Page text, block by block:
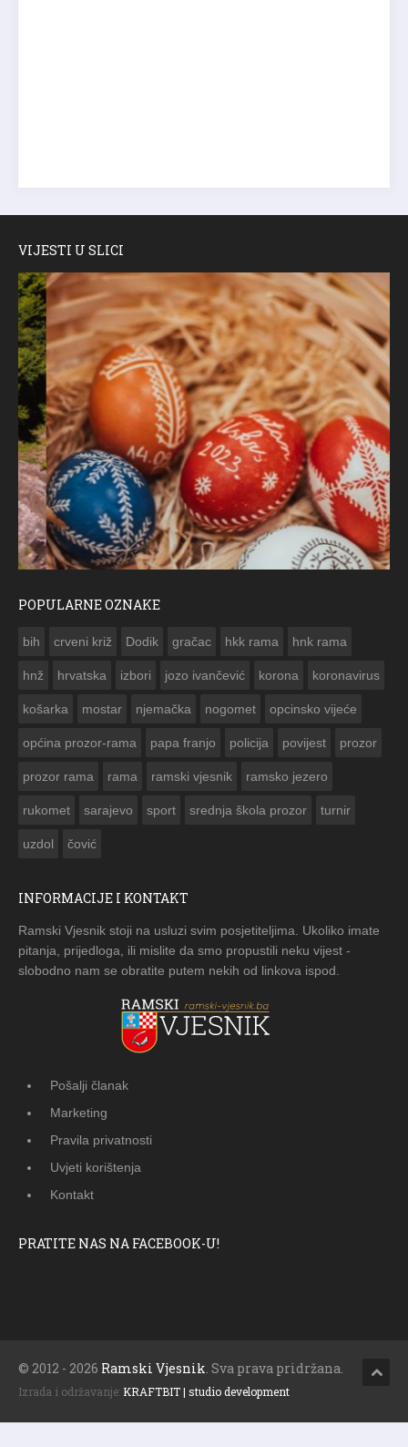
VIJESTI U SLICI
POPULARNE OZNAKE
bih crveni križ Dodik gračac hkk rama hnk rama
hnž hrvatska izbori jozo ivančević korona koronavirus
košarka mostar njemačka nogomet opcinsko vijeće
općina prozor-rama papa franjo policija povijest prozor
prozor rama rama ramski vjesnik ramsko jezero
rukomet sarajevo sport srednja škola prozor turnir
uzdol čović
INFORMACIJE I KONTAKT
Ramski Vjesnik stoji na usluzi svim posjetiteljima. Ukoliko imate
pitanja, prijedloga, ili mislite da smo propustili neku vijest -
slobodno nam se obratite putem nekih od linkova ispod.
Pošalji članak
Marketing
Pravila privatnosti
Uvjeti korištenja
Kontakt
PRATITE NAS NA FACEBOOK-U!
© 2012 - 2026 Ramski Vjesnik . Sva prava pridržana.
Izrada i održavanje: KRAFTBIT | studio development